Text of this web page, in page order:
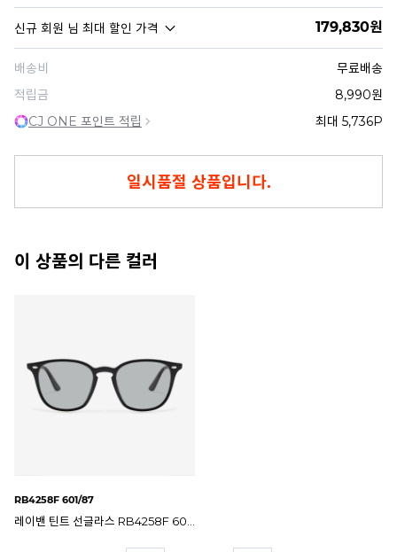
신규 회원 님 최대 할인 가격 179,830원
배송비
무료배송
적립금
8,990원
CJ ONE 포인트 적립
최대 5,736P
일시품절 상품입니다.
이 상품의 다른 컬러
RB4258F 601/71